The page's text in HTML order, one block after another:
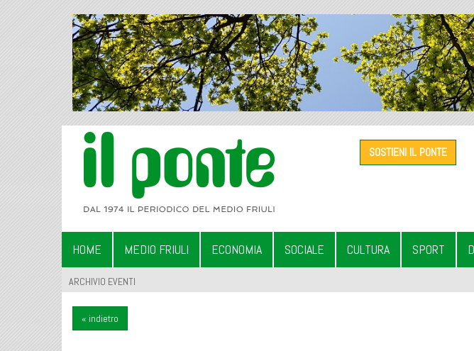
SOSTIENI IL PONTE
HOME MEDIO FRIULI ECONOMIA SOCIALE CULTURA SPORT
ARCHIVIO EVENTI
« indietro